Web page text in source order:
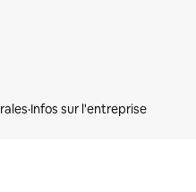
·Infos sur l'entreprise